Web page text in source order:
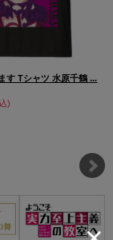
す Tシャツ 水原千鶴 ...
)